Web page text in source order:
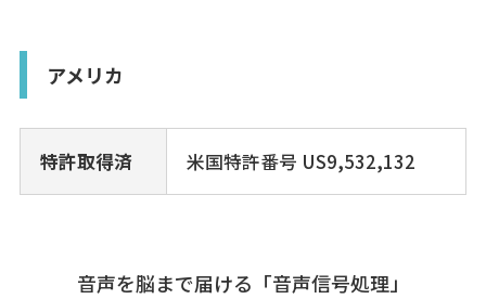
アメリカ
特許取得済 米国特許番号 US9,532,132
音声を脳まで届ける「音声信号処理」